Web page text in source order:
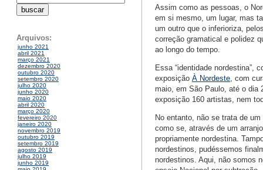
Arquivos:
junho 2021
abril 2021
março 2021
dezembro 2020
outubro 2020
setembro 2020
julho 2020
junho 2020
maio 2020
abril 2020
março 2020
fevereiro 2020
janeiro 2020
novembro 2019
outubro 2019
setembro 2019
agosto 2019
julho 2019
junho 2019
Assim como as pessoas, o
em si mesmo, um lugar, mas
um outro que o inferioriza,
correção gramatical e polidez
ao longo do tempo.
Essa “identidade nordestina”,
exposição À Nordeste, com
maio, em São Paulo, até o dia
exposição 160 artistas, nem
No entanto, não se trata de
como se, através de um
propriamente nordestina.
nordestinos, pudéssemos
nordestinos. Aqui, não somos